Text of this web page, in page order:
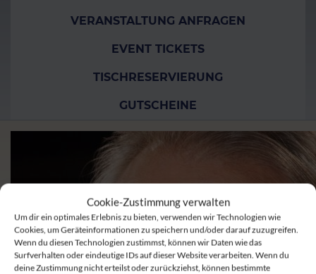
Cookie-Zustimmung verwalten
Um dir ein optimales Erlebnis zu bieten, verwenden wir Technologien wie
Cookies, um Geräteinformationen zu speichern und/oder darauf zuzugreifen.
Wenn du diesen Technologien zustimmst, können wir Daten wie das
Surfverhalten oder eindeutige IDs auf dieser Website verarbeiten. Wenn du
deine Zustimmung nicht erteilst oder zurückziehst, können bestimmte
VERANSTALTUNG ANFRAGEN
EVENT TICKETS
TISCHRESERVIERUNG
GUTSCHEINE